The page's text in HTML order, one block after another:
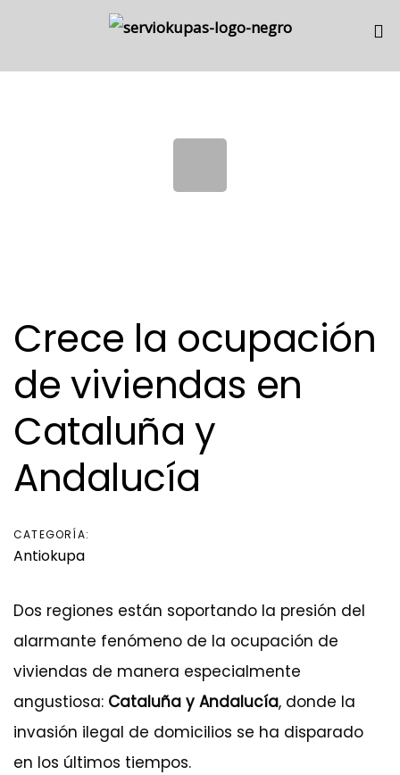
primary
Crece la ocupación
de viviendas en
Cataluña y
Andalucía
CATEGORÍA:
Antiokupa
Dos regiones están soportando la presión del
alarmante fenómeno de la ocupación de
viviendas de manera especialmente
angustiosa: Cataluña y Andalucía, donde la
invasión ilegal de domicilios se ha disparado
en los últimos tiempos.